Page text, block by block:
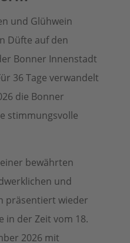
und Glühwein
Düfte auf den
Bonner Innenstadt
36 Tage verwandelt
die Bonner
stimmungsvolle
bewährten
und
präsentiert wieder
in der Zeit vom 18.
2026 mit